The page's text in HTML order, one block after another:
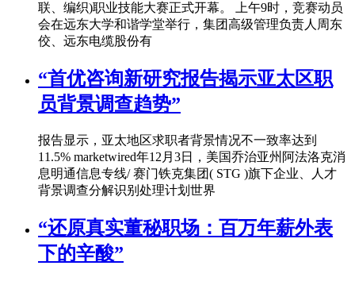
联、编织)职业技能大赛正式开幕。 上午9时，竞赛动员
会在远东大学和谐学堂举行，集团高级管理负责人周东
佼、远东电缆股份有
“首优咨询新研究报告揭示亚太区职
员背景调查趋势”
报告显示，亚太地区求职者背景情况不一致率达到
11.5% marketwired年12月3日，美国乔治亚州阿法洛克消
息明通信息专线/ 赛门铁克集团( STG )旗下企业、人才
背景调查分解识别处理计划世界
“还原真实董秘职场：百万年薪外表
下的辛酸”